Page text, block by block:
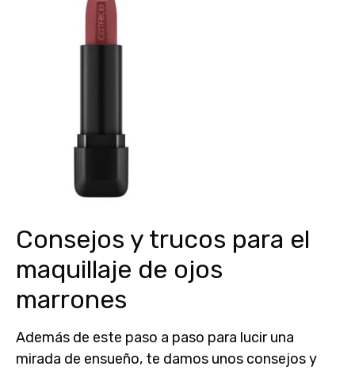
Consejos y trucos para el
maquillaje de ojos
marrones
Además de este paso a paso para lucir una
mirada de ensueño, te damos unos consejos y